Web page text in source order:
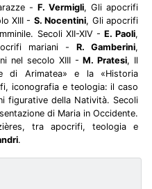
- F. Vermigli, Gli apocrifi
XIII - S. Nocentini, Gli apocrifi
Secoli XII-XIV - E. Paoli,
mariani -R. Gamberini,
nel secolo XIII -M. Pratesi, Il
di Arimatea» e la «Historia
iconografia e teologia: il caso
figurative della Natività. Secoli
di Maria in Occidente.
tra apocrifi, teologia e
.